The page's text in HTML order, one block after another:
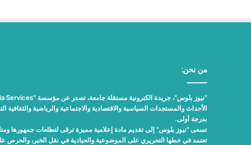
من نحن:
الأحداث والمستجدات السياسية والاقتصادية والاجتماعية والرياضية والثقافية
بدرجة أولى.
تسعى "نيوز بلوس" إلى تقديم مادة إعلامية مميزة ترقى لتطلعات جمهورها
تعتمد في خطها التحريري على الموضوعية والحيادية في نقل الخبر، والحرص